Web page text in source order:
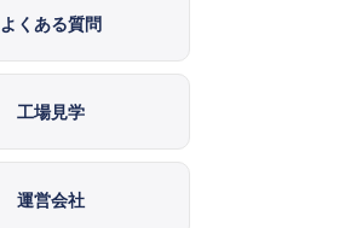
よくある質問
工場見学
運営会社